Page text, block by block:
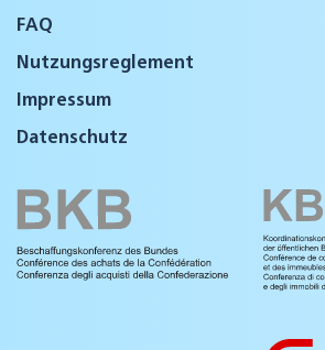
FAQ
Nutzungsreglement
Impressum
Datenschutz